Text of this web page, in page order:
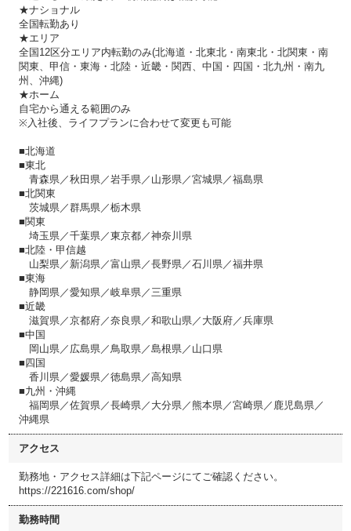
★ナショナル
全国転勤あり
★エリア
全国12区分エリア内転勤のみ(北海道・北東北・南東北・北関東・南
関東、甲信・東海・北陸・近畿・関西、中国・四国・北九州・南九
州、沖縄)
★ホーム
自宅から通える範囲のみ
※入社後、ライフプランに合わせて変更も可能
■北海道
■東北
青森県／秋田県／岩手県／山形県／宮城県／福島県
■北関東
茨城県／群馬県／栃木県
■関東
埼玉県／千葉県／東京都／神奈川県
■北陸・甲信越
山梨県／新潟県／富山県／長野県／石川県／福井県
■東海
静岡県／愛知県／岐阜県／三重県
■近畿
滋賀県／京都府／奈良県／和歌山県／大阪府／兵庫県
■中国
岡山県／広島県／鳥取県／島根県／山口県
■四国
香川県／愛媛県／徳島県／高知県
■九州・沖縄
福岡県／佐賀県／長崎県／大分県／熊本県／宮崎県／鹿児島県／
沖縄県
アクセス
勤務地・アクセス詳細は下記ページにてご確認ください。
https://221616.com/shop/
勤務時間